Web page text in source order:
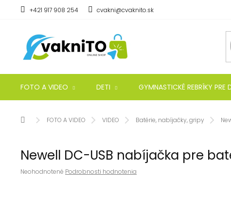
+421 917 908 254 cvakni@cvaknito.sk
FOTO A VIDEO DETI GYMNASTICKÉ REBRÍKY PRE
DomovFOTO A VIDEO VIDEO Batérie, nabíjačky, gripy
Newell DC-USB nabíjačka pre
Priemerné
Neohodnotené Podrobnosti hodnotenia